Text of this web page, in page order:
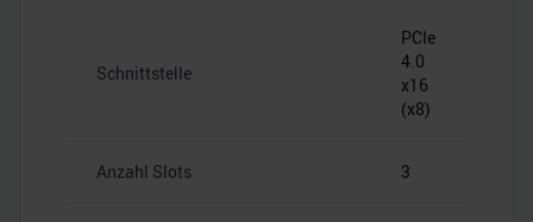
Schnittstelle
PCIe
4.0
x16
(x8)
Anzahl Slots 3